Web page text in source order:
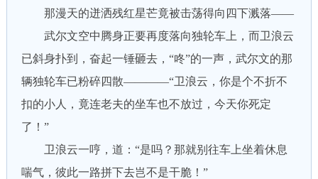
那漫天的迸洒残红星芒竟被击荡得向四下溅落——
武尔文空中腾身正要再度落向独轮车上，而卫浪云
已斜身扑到，奋起一锤砸去，“咚”的一声，武尔文的那
辆独轮车已粉碎四散————“卫浪云，你是个不折不
扣的小人，竟连老夫的坐车也不放过，今天你死定
了！”
卫浪云一哼，道：“是吗？那就别往车上坐着休息
喘气，彼此一路拼下去岂不是干脆！”